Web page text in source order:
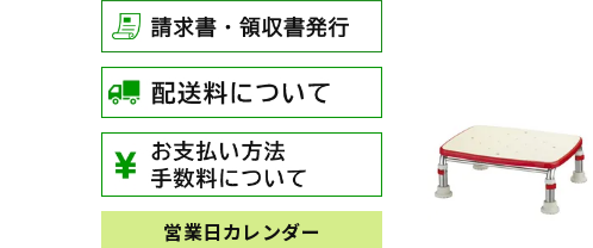
営業日カレンダー